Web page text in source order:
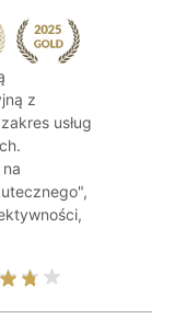
z
usług